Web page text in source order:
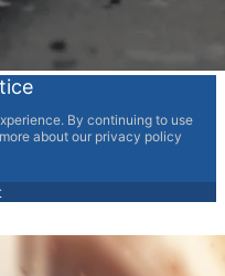
By continuing to use
about our privacy policy